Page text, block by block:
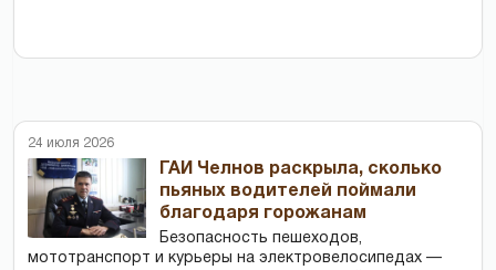
24 июля 2026
ГАИ Челнов раскрыла, сколько
пьяных водителей поймали
благодаря горожанам
Безопасность пешеходов,
мототранспорт и курьеры на электровелосипедах —